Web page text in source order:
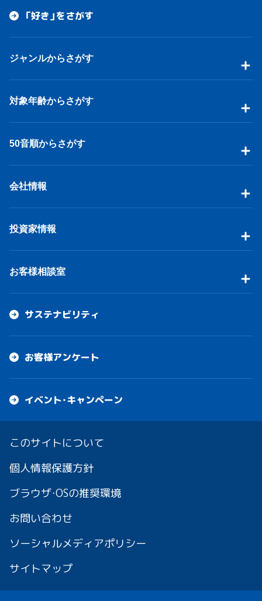
「好き」をさがす
ジャンルからさがす
対象年齢からさがす
50音順からさがす
会社情報
投資家情報
お客様相談室
サステナビリティ
お客様アンケート
イベント・キャンペーン
このサイトについて
個人情報保護方針
ブラウザ・OSの推奨環境
お問い合わせ
ソーシャルメディアポリシー
サイトマップ